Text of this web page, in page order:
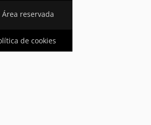
Área reservada
de cookies